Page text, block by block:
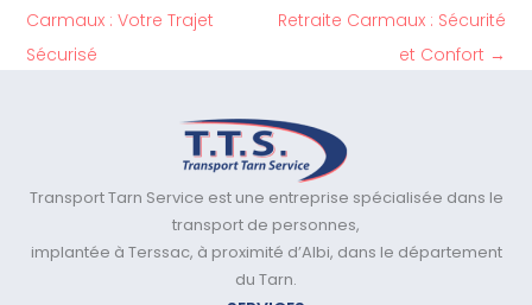
Carmaux : Votre Trajet
Sécurisé
Retraite Carmaux : Sécurité
et Confort →
Transport Tarn Service est une entreprise spécialisée dans le
transport de personnes,
implantée à Terssac, à proximité d’Albi, dans le département
du Tarn.